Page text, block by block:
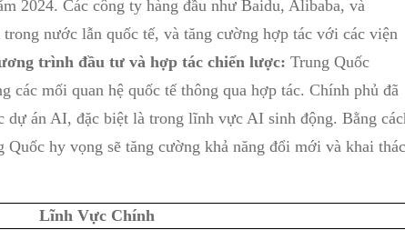
2024. Các công ty hàng đầu như Baidu, Alibaba, và
nước lẫn quốc tế, và tăng cường hợp tác với các viện
trình đầu tư và hợp tác chiến lược: Trung Quốc
mối quan hệ quốc tế thông qua hợp tác. Chính phủ đã
dự án AI, đặc biệt là trong lĩnh vực AI sinh động. Bằng
hy vọng sẽ tăng cường khả năng đổi mới và khai thác
Lĩnh Vực Chính